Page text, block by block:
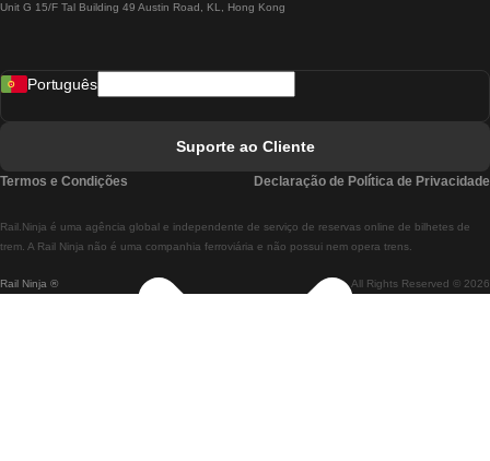
Comboios De Lisboa A Madrid
Comboios De Lisboa A Braga
Comboios De Braga A Lisboa
Unit G 15/F Tal Building 49 Austin Road, KL, Hong Kong
Rail Ninja ® All Rights Reserved © 2026
Rail.Ninja é uma agência global e independente de serviço de reservas online de bilhetes de
trem. A Rail Ninja não é uma companhia ferroviária e não possui nem opera trens.
Português
Suporte ao Cliente
Termos e Condições Declaração de Política de Privacidade